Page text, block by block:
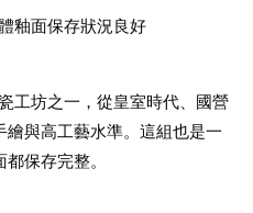
釉面保存狀況良好
工坊之一，從皇室時代、國營
與高工藝水準。這組也是一
保存完整。